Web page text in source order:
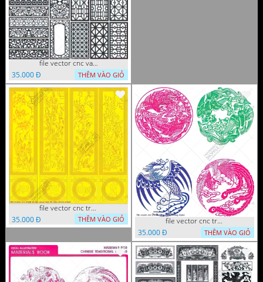
file vector cnc vach ngan hang rao decor dac sac chua tung phung phi
35.000 Đ
THÊM VÀO GIỎ
file vector cnc tranh tu quy mau cam de chiu decor
35.000 Đ
THÊM VÀO GIỎ
file vector cnc tranh decor rong phuong
35.000 Đ
THÊM VÀO GIỎ